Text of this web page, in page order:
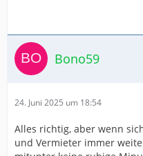
Bono59
24. Juni 2025 um 18:54
Alles richtig, aber wenn
und Vermieter immer